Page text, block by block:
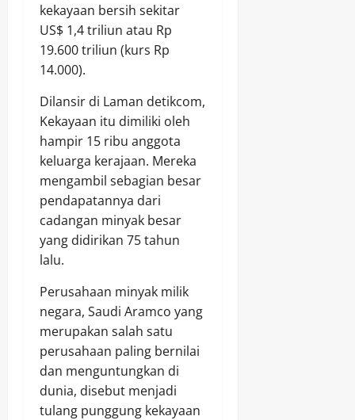
kekayaan bersih sekitar
US$ 1,4 triliun atau Rp
19.600 triliun (kurs Rp
14.000).
Dilansir di Laman detikcom,
Kekayaan itu dimiliki oleh
hampir 15 ribu anggota
keluarga kerajaan. Mereka
mengambil sebagian besar
pendapatannya dari
cadangan minyak besar
yang didirikan 75 tahun
lalu.
Perusahaan minyak milik
negara, Saudi Aramco yang
merupakan salah satu
perusahaan paling bernilai
dan menguntungkan di
dunia, disebut menjadi
tulang punggung kekayaan